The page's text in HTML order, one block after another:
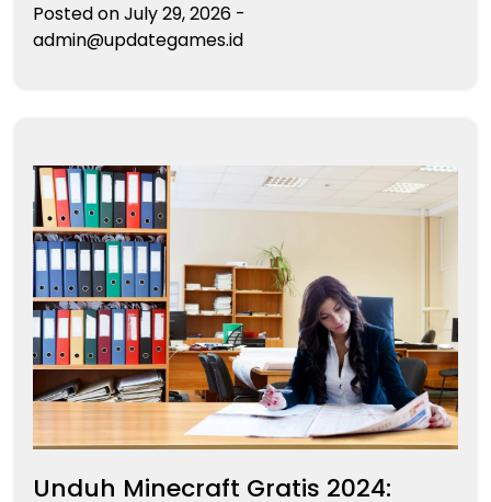
Posted onJuly 29, 2026 -
admin@updategames.id
Unduh Minecraft Gratis 2024: